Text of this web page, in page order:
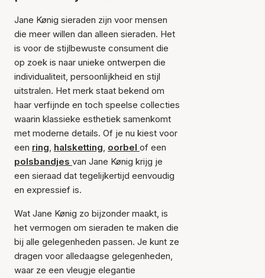
Jane Kønig sieraden zijn voor mensen
die meer willen dan alleen sieraden. Het
is voor de stijlbewuste consument die
op zoek is naar unieke ontwerpen die
individualiteit, persoonlijkheid en stijl
uitstralen. Het merk staat bekend om
haar verfijnde en toch speelse collecties
waarin klassieke esthetiek samenkomt
met moderne details. Of je nu kiest voor
een ring, halsketting, oorbel of een
polsbandjes van Jane Kønig krijg je
een sieraad dat tegelijkertijd eenvoudig
en expressief is.
Wat Jane Kønig zo bijzonder maakt, is
het vermogen om sieraden te maken die
bij alle gelegenheden passen. Je kunt ze
dragen voor alledaagse gelegenheden,
waar ze een vleugje elegantie